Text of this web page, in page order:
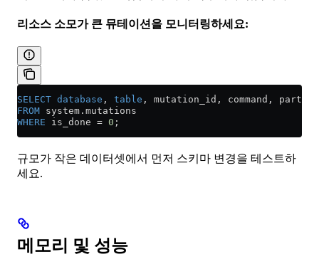
리소스 소모가 큰 뮤테이션을 모니터링하세요:
SELECT database , table , mutation_id, command,
FROM system . mutations
WHERE is_done = 0 ;
규모가 작은 데이터셋에서 먼저 스키마 변경을 테스트하
세요.
메모리 및 성능